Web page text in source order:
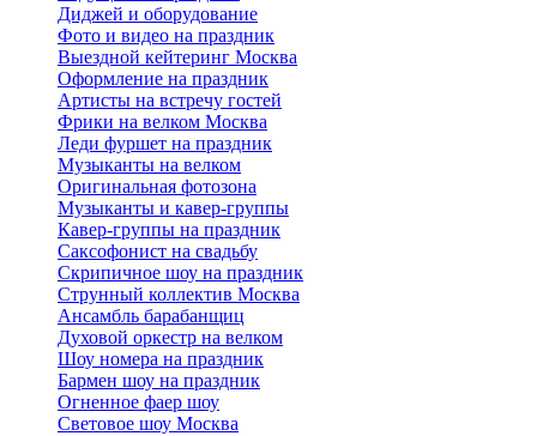
Диджей и оборудование
Фото и видео на праздник
Выездной кейтеринг Москва
Оформление на праздник
Артисты на встречу гостей
Фрики на велком Москва
Леди фуршет на праздник
Музыканты на велком
Оригинальная фотозона
Музыканты и кавер-группы
Кавер-группы на праздник
Саксофонист на свадьбу
Скрипичное шоу на праздник
Струнный коллектив Москва
Ансамбль барабанщиц
Духовой оркестр на велком
Шоу номера на праздник
Бармен шоу на праздник
Огненное фаер шоу
Световое шоу Москва